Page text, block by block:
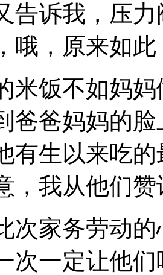
告诉我，压
哦，原来如此
米饭不如妈
爸爸妈妈的
有生以来吃
，我从他们
次家务劳动
次一定让他